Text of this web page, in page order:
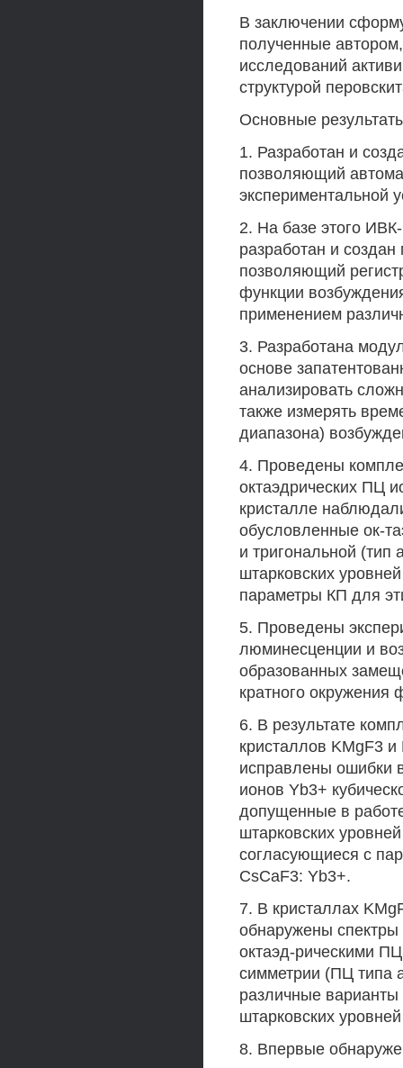
В заключении
полученные
исследований
структурой
Основные
1. Разработан и
позволяющий
экспериментальной
2. На базе этого
разработан и
позволяющий
функции
применением
3. Разработана
основе
анализировать
также измерять
диапазона)
4. Проведены
октаэдрических ПЦ
кристалле
обусловленные ок-
и тригональной
штарковских
параметры КП для
5. Проведены
люминесценции и
образованных
кратного
6. В результате
кристаллов KMgF3
исправлены ошибки
ионов Yb3+
допущенные в
штарковских
согласующиеся с
CsCaF3: Yb3+.
7. В кристаллах
обнаружены
октаэд-рическими
симметрии (ПЦ типа
различные
штарковских
8. Впервые